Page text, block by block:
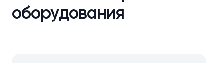
оборудования